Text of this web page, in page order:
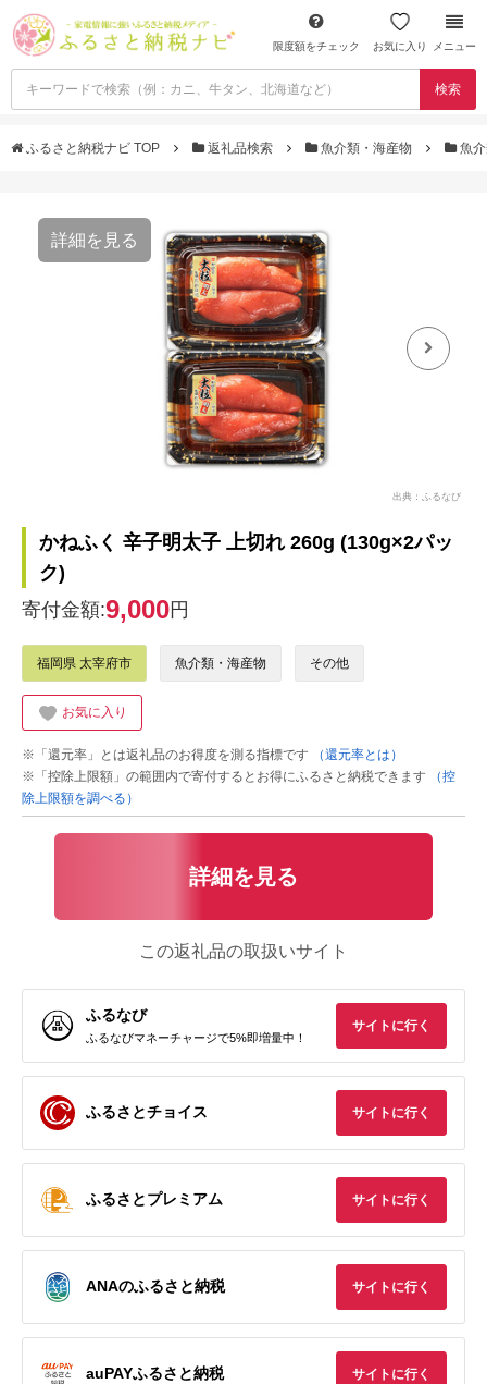
限度額をチェック お気に入り メニュー
検索
ふるさと納税ナビ TOP 返礼品検索 魚介類・海産物 魚介
詳細を見る
出典：ふるなび
かねふく 辛子明太子 上切れ 260g (130g×2パッ
ク)
寄付金額:9,000円
福岡県 太宰府市 魚介類・海産物 その他
お気に入り
※「還元率」とは返礼品のお得度を測る指標です
（還元率とは）
※「控除上限額」の範囲内で寄付するとお得にふるさと納税できます
（控
除上限額を調べる）
詳細を見る
この返礼品の取扱いサイト
ふるなび
ふるなびマネーチャージで5%即増量中！
サイトに行く
ふるさとチョイス サイトに行く
ふるさとプレミアム サイトに行く
ANAのふるさと納税 サイトに行く
auPAYふるさと納税 サイトに行く